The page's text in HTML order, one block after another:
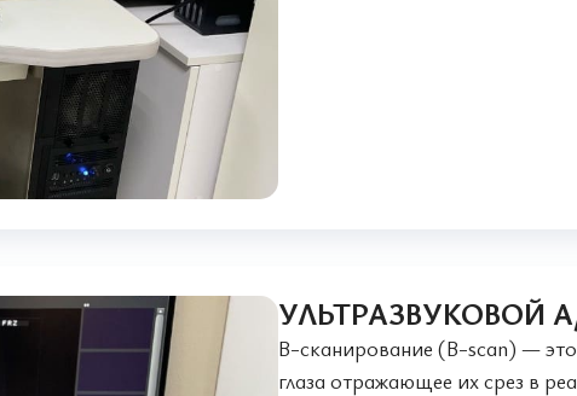
УЛЬТРАЗВУКОВОЙ
B-сканирование (B-scan) —
глаза отражающее их срез в